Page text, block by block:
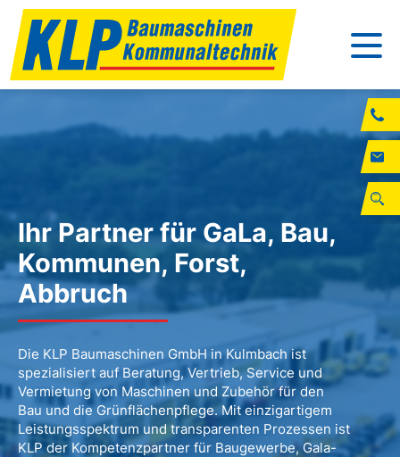
Ihr Partner für GaLa, Bau,
Kommunen, Forst,
Abbruch
Die KLP Baumaschinen GmbH in Kulmbach ist
spezialisiert auf Beratung, Vertrieb, Service und
Vermietung von Maschinen und Zubehör für den
Bau und die Grünflächenpflege. Mit einzigartigem
Leistungsspektrum und transparenten Prozessen ist
KLP der Kompetenzpartner für Baugewerbe, Gala-